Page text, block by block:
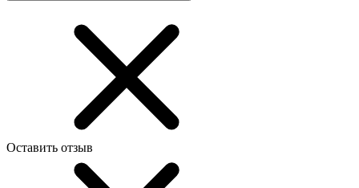
Оставить отзыв